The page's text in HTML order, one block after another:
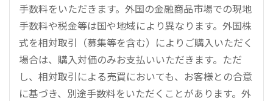
手数料をいただきます。外国の金融商品市場での現地
手数料や税金等は国や地域により異なります。外国株
式を相対取引（募集等を含む）によりご購入いただく
場合は、購入対価のみお支払いいただきます。ただ
し、相対取引による売買においても、お客様との合意
に基づき、別途手数料をいただくことがあります。外